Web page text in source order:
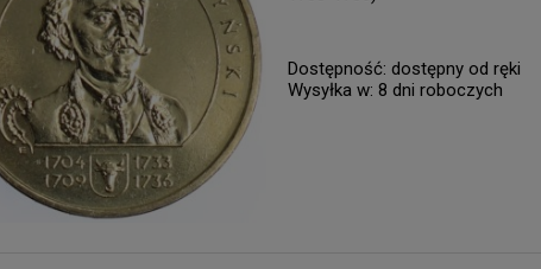
Dostępność: dostępny od ręki
Wysyłka w: 8 dni roboczych